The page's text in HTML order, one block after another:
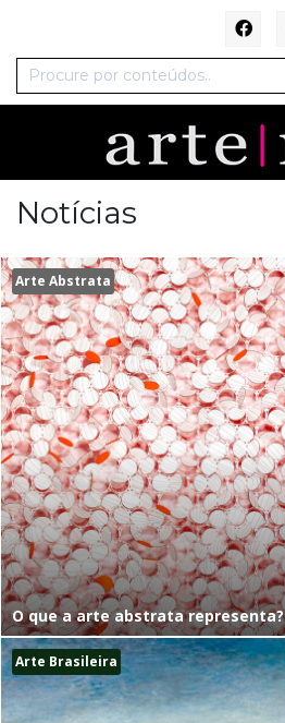
Notícias
Arte Abstrata
O que a arte abstrata representa?
Arte Brasileira